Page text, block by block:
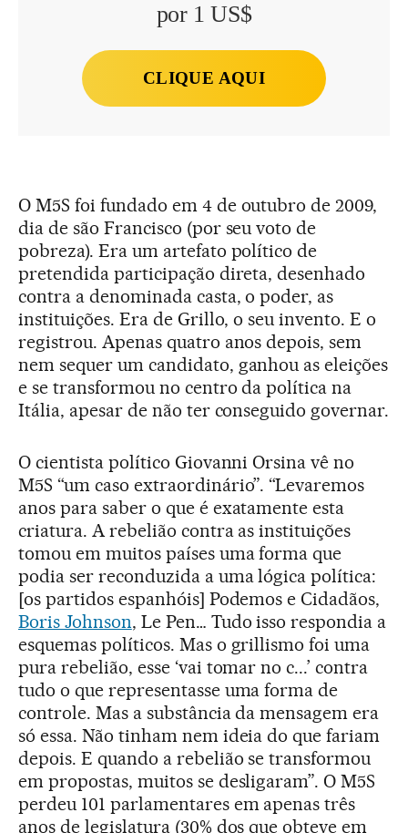
por 1 US$
CLIQUE AQUI
O M5S foi fundado em 4 de outubro de 2009,
dia de são Francisco (por seu voto de
pobreza). Era um artefato político de
pretendida participação direta, desenhado
contra a denominada casta, o poder, as
instituições. Era de Grillo, o seu invento. E o
registrou. Apenas quatro anos depois, sem
nem sequer um candidato, ganhou as eleições
e se transformou no centro da política na
Itália, apesar de não ter conseguido governar.
O cientista político Giovanni Orsina vê no
M5S “um caso extraordinário”. “Levaremos
anos para saber o que é exatamente esta
criatura. A rebelião contra as instituições
tomou em muitos países uma forma que
podia ser reconduzida a uma lógica política:
[os partidos espanhóis] Podemos e Cidadãos,
Boris Johnson, Le Pen… Tudo isso respondia a
esquemas políticos. Mas o grillismo foi uma
pura rebelião, esse ‘vai tomar no c...’ contra
tudo o que representasse uma forma de
controle. Mas a substância da mensagem era
só essa. Não tinham nem ideia do que fariam
depois. E quando a rebelião se transformou
em propostas, muitos se desligaram”. O M5S
perdeu 101 parlamentares em apenas três
anos de legislatura (30% dos que obteve em